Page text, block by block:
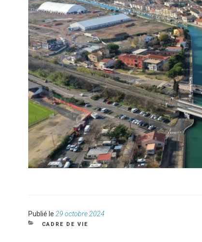
Publié le Publié
le
29 octobre 2024
CATÉGORIES
CADRE DE VIE